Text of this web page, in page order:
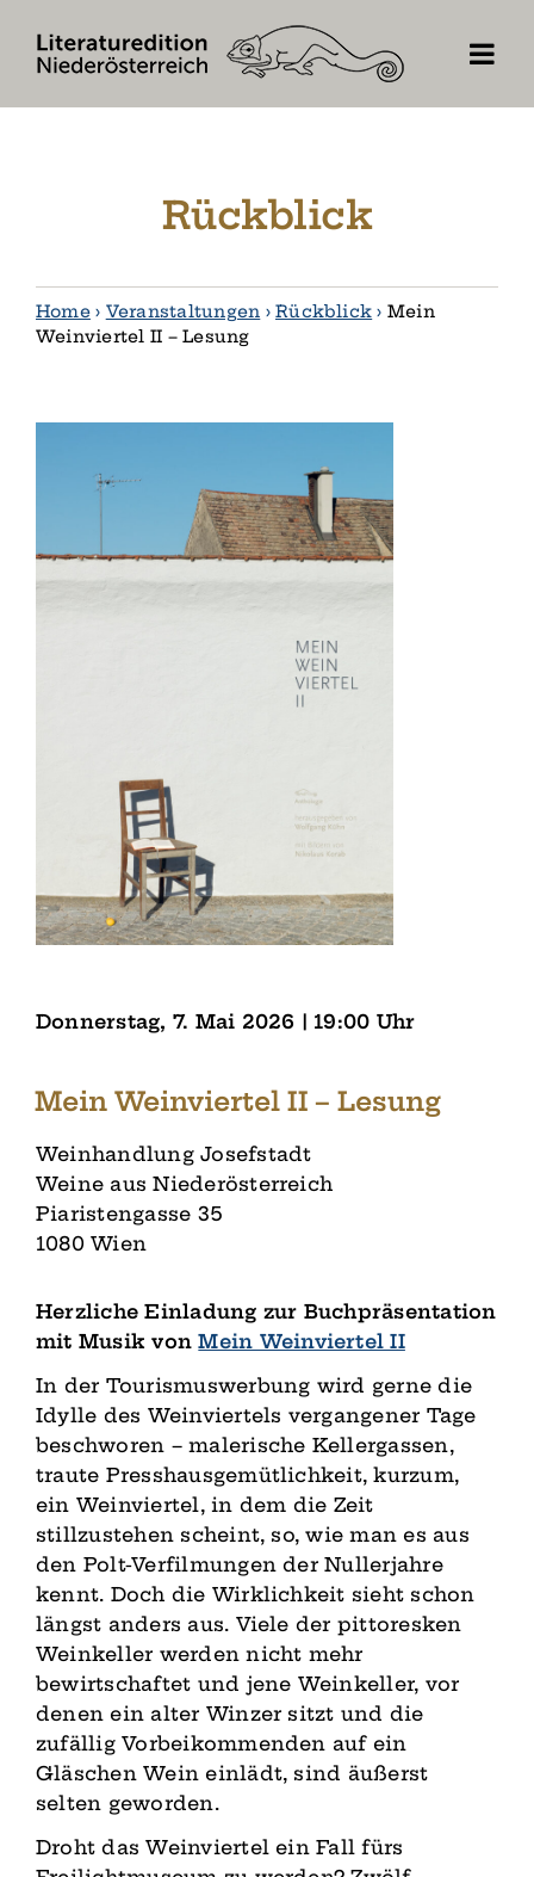
content
Rückblick
Home› Veranstaltungen ›Rückblick › Mein
Weinviertel II – Lesung
Donnerstag, 7. Mai 2026 | 19:00 Uhr
Mein Weinviertel II – Lesung
Weinhandlung Josefstadt
Weine aus Niederösterreich
Piaristengasse 35
1080 Wien
Herzliche Einladung zur Buchpräsentation
mit Musik vonMein Weinviertel II
In der Tourismuswerbung wird gerne die
Idylle des Weinviertels vergangener Tage
beschworen – malerische Kellergassen,
traute Presshausgemütlichkeit, kurzum,
ein Weinviertel, in dem die Zeit
stillzustehen scheint, so, wie man es aus
den Polt-Verfilmungen der Nullerjahre
kennt. Doch die Wirklichkeit sieht schon
längst anders aus. Viele der pittoresken
Weinkeller werden nicht mehr
bewirtschaftet und jene Weinkeller, vor
denen ein alter Winzer sitzt und die
zufällig Vorbeikommenden auf ein
Gläschen Wein einlädt, sind äußerst
selten geworden.
Droht das Weinviertel ein Fall fürs